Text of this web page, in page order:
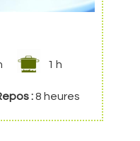
1 h
:8 heures